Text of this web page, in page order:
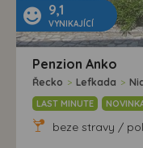
9,1
VYNIKAJÍCÍ
Penzion Anko
Řecko > Lefkada >
LAST MINUTE
beze stravy /